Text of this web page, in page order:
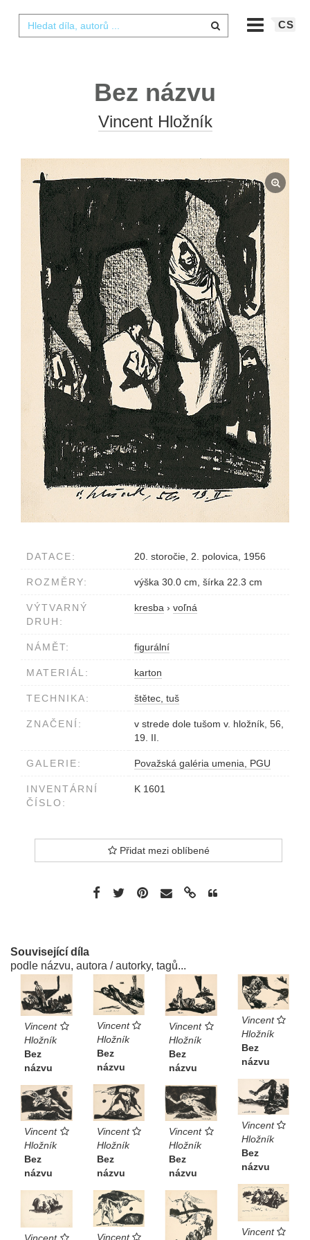
CS
Bez názvu
Vincent Hložník
DATACE: 20. storočie, 2. polovica, 1956
ROZMĚRY: výška 30.0 cm, šírka 22.3 cm
VÝTVARNÝ
DRUH:
kresba › voľná
NÁMĚT: figurální
MATERIÁL: karton
TECHNIKA: štětec, tuš
ZNAČENÍ:
v strede dole tušom v. hložník, 56,
19. II.
GALERIE: Považská galéria umenia, PGU
INVENTÁRNÍ
ČÍSLO:
K 1601
Přidat mezi oblíbené
Související díla
podle názvu, autora / autorky, tagů...
Vincent
Hložník
Bez
názvu
Vincent
Hložník
Bez
názvu
Vincent
Hložník
Bez
názvu
Vincent
Hložník
Bez
názvu
Vincent
Hložník
Bez
názvu
Vincent
Hložník
Bez
názvu
Vincent
Hložník
Bez
názvu
Vincent
Hložník
Bez
názvu
Vincent
Vincent